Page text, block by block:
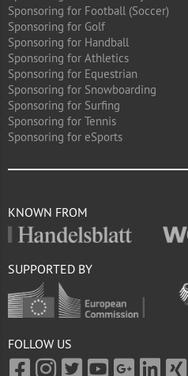
Sponsoring for Football (Soccer)
Sponsoring for Golf
Sponsoring for Handball
Sponsoring for Athletics
Sponsoring for Equestrian
Sponsoring for Snowboarding
Sponsoring for Surfing
Sponsoring for Tennis
Sponsoring for eSports
KNOWN FROM
SUPPORTED BY
FOLLOW US